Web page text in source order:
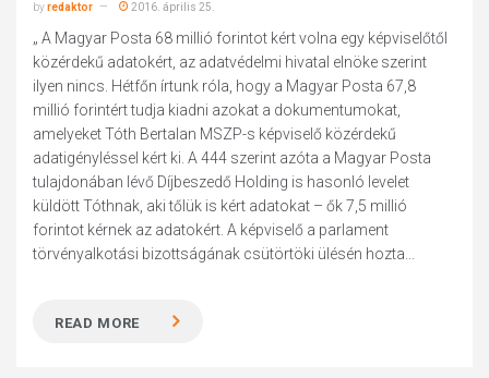
byredaktor 2016. április 25.
„ A Magyar Posta 68 millió forintot kért volna egy képviselőtől
közérdekű adatokért, az adatvédelmi hivatal elnöke szerint
ilyen nincs. Hétfőn írtunk róla, hogy a Magyar Posta 67,8
millió forintért tudja kiadni azokat a dokumentumokat,
amelyeket Tóth Bertalan MSZP-s képviselő közérdekű
adatigényléssel kért ki. A 444 szerint azóta a Magyar Posta
tulajdonában lévő Díjbeszedő Holding is hasonló levelet
küldött Tóthnak, aki tőlük is kért adatokat – ők 7,5 millió
forintot kérnek az adatokért. A képviselő a parlament
törvényalkotási bizottságának csütörtöki ülésén hozta...
READ MORE